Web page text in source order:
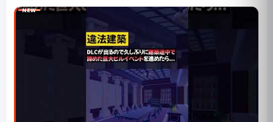
NEW